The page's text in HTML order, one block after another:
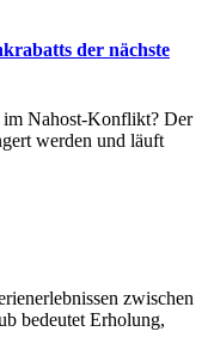
der nächste
im Nahost-Konflikt? Der
werden und läuft
zwischen
bedeutet Erholung,